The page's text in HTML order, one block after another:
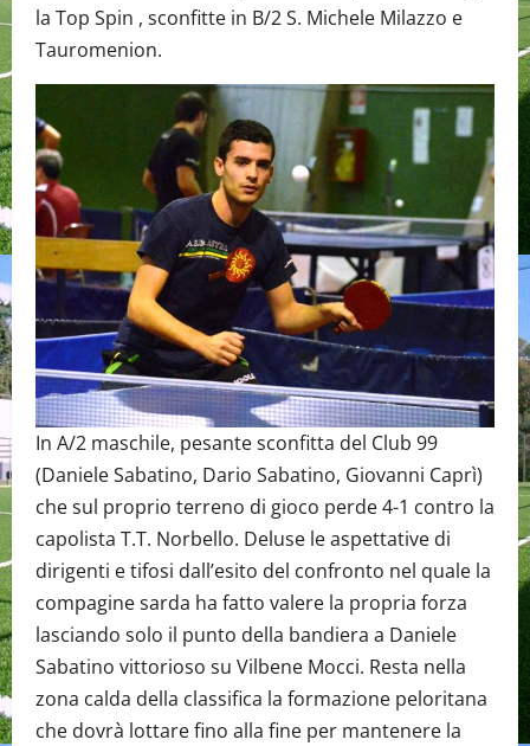
la Top Spin , sconfitte in B/2 S. Michele Milazzo e
Tauromenion.
In A/2 maschile, pesante sconfitta del Club 99
(Daniele Sabatino, Dario Sabatino, Giovanni Caprì)
che sul proprio terreno di gioco perde 4-1 contro la
capolista T.T. Norbello. Deluse le aspettative di
dirigenti e tifosi dall’esito del confronto nel quale la
compagine sarda ha fatto valere la propria forza
lasciando solo il punto della bandiera a Daniele
Sabatino vittorioso su Vilbene Mocci. Resta nella
zona calda della classifica la formazione peloritana
che dovrà lottare fino alla fine per mantenere la